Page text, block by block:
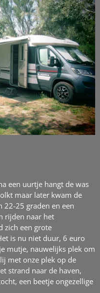
een uurtje hangt de was
maar later kwam de
22-25 graden en een
rijden naar het
zich een grote
is nu niet duur, 6 euro
mutje, nauwelijks plek om
met onze plek op de
strand naar de haven,
een beetje ongezellige